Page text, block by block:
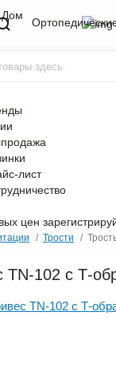
лист
цен
Трости
TN-102 с Т-